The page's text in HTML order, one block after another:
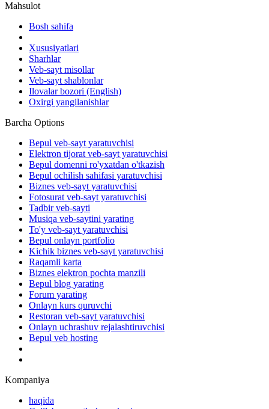
Mahsulot
Bosh sahifa
Xususiyatlari
Sharhlar
Veb-sayt misollar
Veb-sayt shablonlar
Ilovalar bozori (English)
Oxirgi yangilanishlar
Barcha Options
Bepul veb-sayt yaratuvchisi
Elektron tijorat veb-sayt yaratuvchisi
Bepul domenni ro'yxatdan o'tkazish
Bepul ochilish sahifasi yaratuvchisi
Biznes veb-sayt yaratuvchisi
Fotosurat veb-sayt yaratuvchisi
Tadbir veb-sayti
Musiqa veb-saytini yarating
To'y veb-sayt yaratuvchisi
Bepul onlayn portfolio
Kichik biznes veb-sayt yaratuvchisi
Raqamli karta
Biznes elektron pochta manzili
Bepul blog yarating
Forum yarating
Onlayn kurs quruvchi
Restoran veb-sayt yaratuvchisi
Onlayn uchrashuv rejalashtiruvchisi
Bepul veb hosting
Kompaniya
haqida